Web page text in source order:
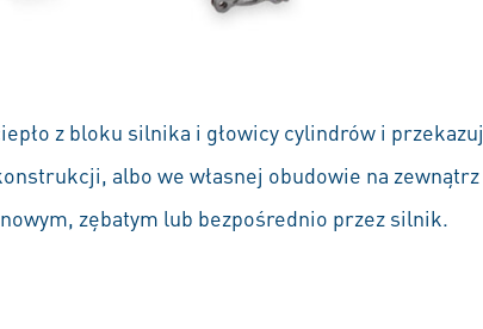
z bloku silnika i głowicy cylindrów i
albo we własnej obudowie na
zębatym lub bezpośrednio przez silnik.